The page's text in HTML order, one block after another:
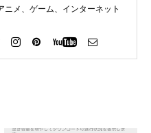
ニメ、ゲーム、インターネット